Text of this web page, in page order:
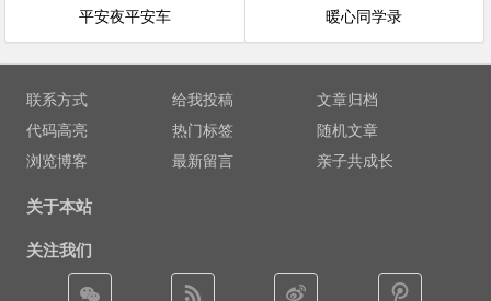
平安夜平安车
暖心同学录
文章导航
联系方式
给我投稿
文章归档
代码高亮
热门标签
随机文章
浏览博客
最新留言 亲子共成长
关于本站
关注我们